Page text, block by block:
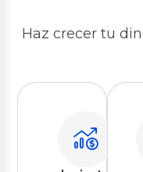
Haz crecer tu